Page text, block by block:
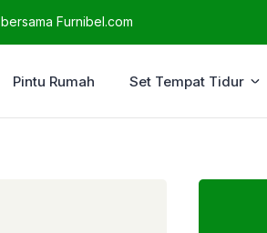
bersama Furnibel.com
Pintu Rumah Set Tempat Tidur